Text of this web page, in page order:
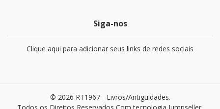
Siga-nos
Clique aqui para adicionar seus links de redes sociais
© 2026 RT1967 - Livros/Antiguidades.